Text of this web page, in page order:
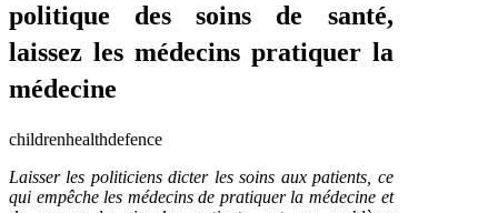
politique des soins de santé,
laissez les médecins pratiquer la
médecine
childrenhealthdefence
Laisser les politiciens dicter les soins aux patients, ce
qui empêche les médecins de pratiquer la médecine et